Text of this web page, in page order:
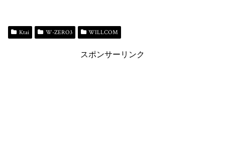
bo
ok
sk
y
to
do
n
er
es
t
Ktai W-ZERO3 WILLCOM
スポンサーリンク